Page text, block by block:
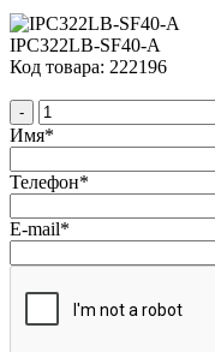
IPC322LB-SF40-A
Код товара: 222196
-
Имя*
Телефон*
E-mail*